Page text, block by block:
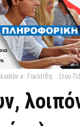
κ. Γουλτίδη... (του